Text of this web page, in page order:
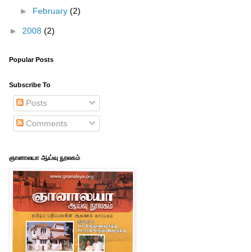
► February (2)
► 2008 (2)
Popular Posts
Subscribe To
Posts
Comments
ஞானாலயா ஆய்வு நூலகம்